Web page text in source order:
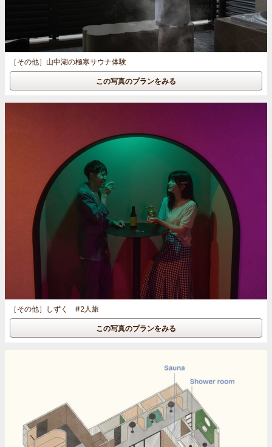
［その他］ 山中湖の極寒サウナ体験
この写真のプランをみる
［その他］ しずく #2人旅
この写真のプランをみる